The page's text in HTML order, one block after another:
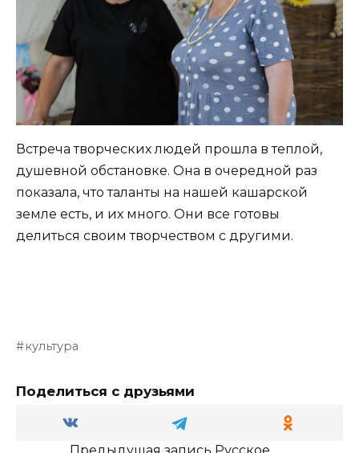
Встреча творческих людей прошла в теплой,
душевной обстановке. Она в очередной раз
показала, что таланты на нашей кашарской
земле есть, и их много. Они все готовы
делиться своим творчеством с другими.
культура
Поделиться с друзьями